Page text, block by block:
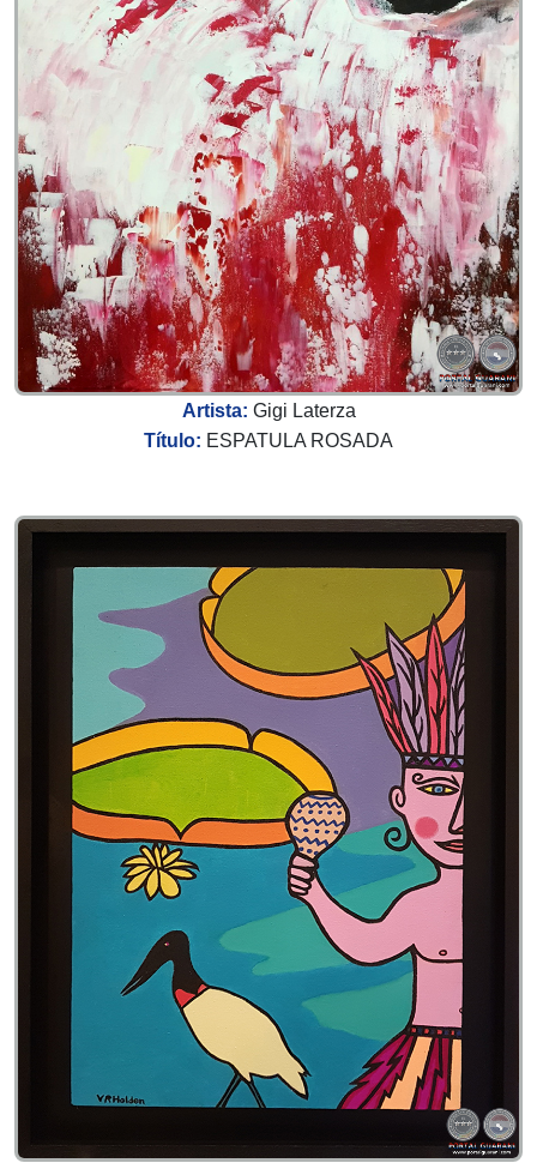
Artista: Gigi Laterza
Título: ESPATULA ROSADA